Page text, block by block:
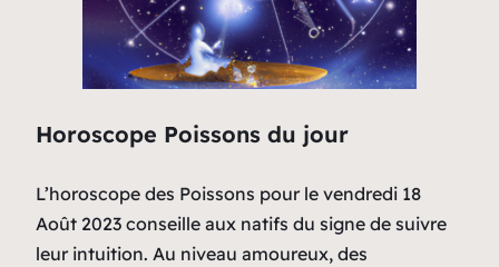
Horoscope Poissons du jour
L’horoscope des Poissons pour le vendredi 18
Août 2023 conseille aux natifs du signe de suivre
leur intuition. Au niveau amoureux, des